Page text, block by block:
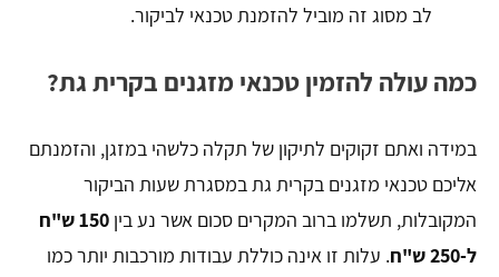
לב מסוג זה מוביל להזמנת טכנאי לביקור.
כמה עולה להזמין טכנאי מזגנים בקרית גת?
במידה ואתם זקוקים לתיקון של תקלה כלשהי במזגן, והזמנתם
אליכם טכנאי מזגנים בקרית גת במסגרת שעות הביקור
המקובלות, תשלמו ברוב המקרים סכום אשר נע בין
150 ש"ח
ל-250 ש"ח
. עלות זו אינה כוללת עבודות מורכבות יותר כמו